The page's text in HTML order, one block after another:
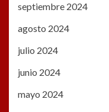
septiembre 2024
agosto 2024
julio 2024
junio 2024
mayo 2024